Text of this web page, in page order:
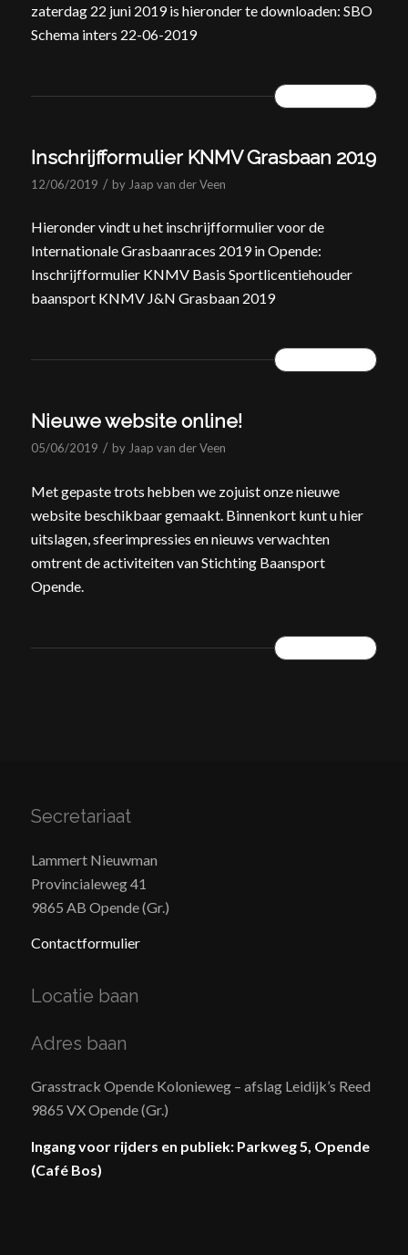
zaterdag 22 juni 2019 is hieronder te downloaden: SBO
Schema inters 22-06-2019
Inschrijfformulier KNMV Grasbaan 2019
12/06/2019 / by Jaap van der Veen
Hieronder vindt u het inschrijfformulier voor de
Internationale Grasbaanraces 2019 in Opende:
Inschrijfformulier KNMV Basis Sportlicentiehouder
baansport KNMV J&N Grasbaan 2019
Nieuwe website online!
05/06/2019 / by Jaap van der Veen
Met gepaste trots hebben we zojuist onze nieuwe
website beschikbaar gemaakt. Binnenkort kunt u hier
uitslagen, sfeerimpressies en nieuws verwachten
omtrent de activiteiten van Stichting Baansport
Opende.
Secretariaat
Lammert Nieuwman
Provincialeweg 41
9865 AB Opende (Gr.)
Contactformulier
Locatie baan
Adres baan
Grasstrack Opende Kolonieweg – afslag Leidijk’s Reed
9865 VX Opende (Gr.)
Ingang voor rijders en publiek: Parkweg 5, Opende
(Café Bos)